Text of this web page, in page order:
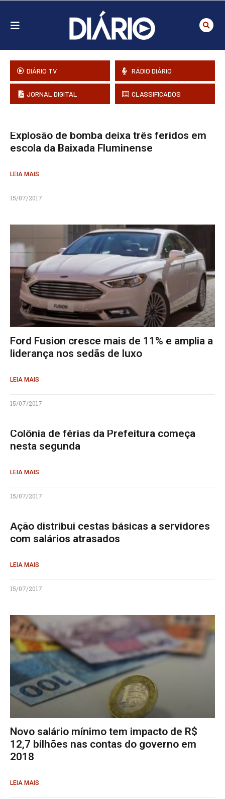
DIÁRIO TV RÁDIO DIÁRIO
JORNAL DIGITAL CLASSIFICADOS
Explosão de bomba deixa três feridos em
escola da Baixada Fluminense
LEIA MAIS
15/07/2017
Ford Fusion cresce mais de 11% e amplia a
liderança nos sedãs de luxo
LEIA MAIS
15/07/2017
Colônia de férias da Prefeitura começa
nesta segunda
LEIA MAIS
15/07/2017
Ação distribui cestas básicas a servidores
com salários atrasados
LEIA MAIS
15/07/2017
Novo salário mínimo tem impacto de R$
12,7 bilhões nas contas do governo em
2018
LEIA MAIS